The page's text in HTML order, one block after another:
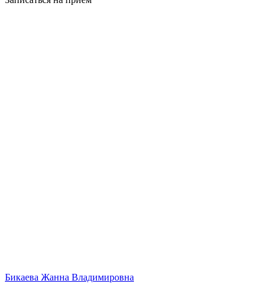
Бикаева Жанна Владимировна